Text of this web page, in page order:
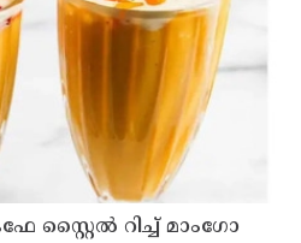
സ്റ്റൈൽ റിച്ച് മാംഗോ